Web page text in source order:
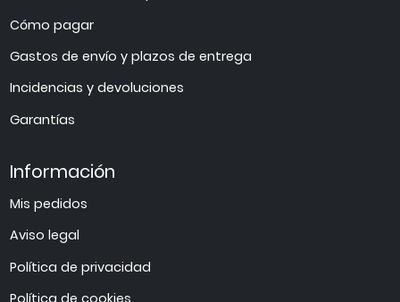
Cómo pagar
Gastos de envío y plazos de entrega
Incidencias y devoluciones
Garantías
Información
Mis pedidos
Aviso legal
Política de privacidad